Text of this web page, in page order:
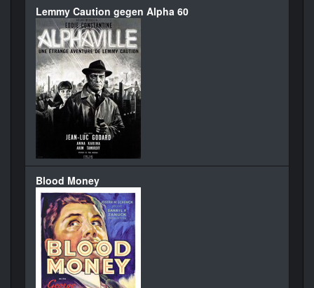
Lemmy Caution gegen Alpha 60
Blood Money